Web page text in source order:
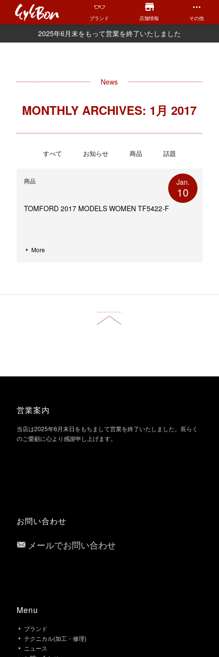
ブランド 店舗情報 その他
2025年6月末をもって営業を終了いたしました
News
MONTHLY ARCHIVES: 1月 2017
すべて お知らせ 商品 話題
商品
TOMFORD 2017 MODELS WOMEN TF5422-F
Jan.
10
More
営業案内
当店は2025年6月末日をもちまして営業を終了いたしました。長らく
のご愛顧に心より感謝申し上げます。
お問い合わせ
メールでお問い合わせ
Menu
ブランド
テクニカル(加工・修理)
ニュース